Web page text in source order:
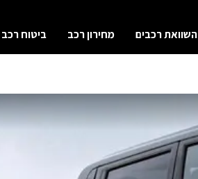
השוואת רכבים מחירון רכב ביטוח רכב